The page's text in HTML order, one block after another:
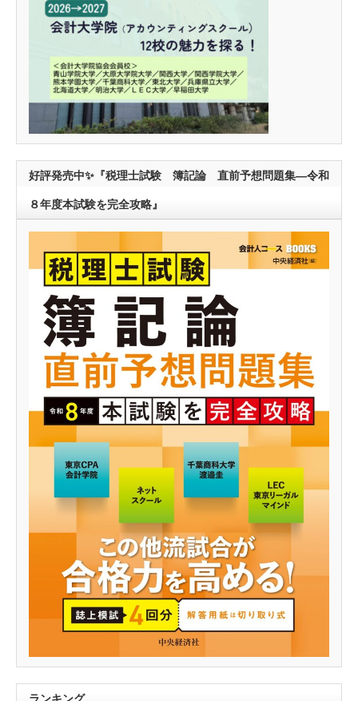
好評発売中✨『税理士試験 簿記論 直前予想問題集―令和
８年度本試験を完全攻略』